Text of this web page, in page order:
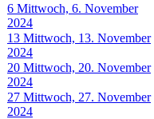
6 Mittwoch, 6. November
2024
13 Mittwoch, 13. November
2024
20 Mittwoch, 20. November
2024
27 Mittwoch, 27. November
2024